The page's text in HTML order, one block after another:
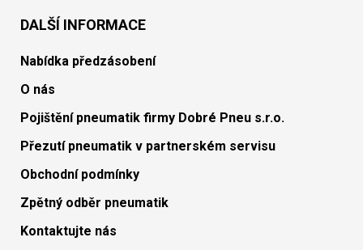
DALŠÍ INFORMACE
Nabídka předzásobení
O nás
Pojištění pneumatik firmy Dobré Pneu s.r.o.
Přezutí pneumatik v partnerském servisu
Obchodní podmínky
Zpětný odběr pneumatik
Kontaktujte nás